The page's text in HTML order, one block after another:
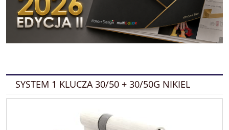
SYSTEM 1 KLUCZA 30/50 + 30/50G NIKIEL